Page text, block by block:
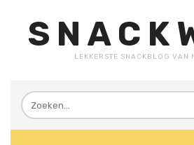
LEKKERSTE SNACKBLOG VAN